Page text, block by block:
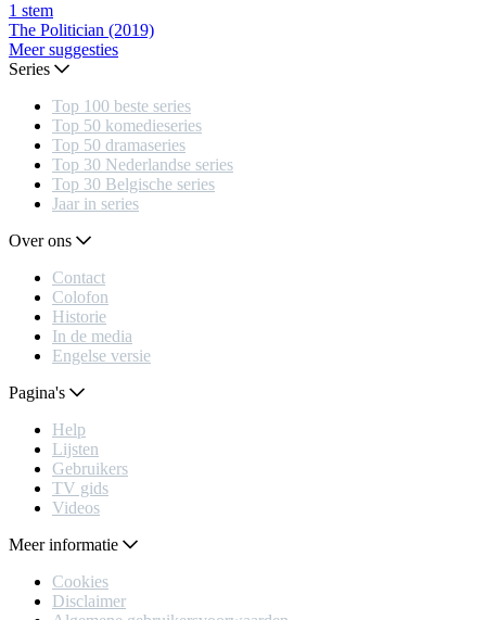
1 stem
The Politician (2019)
Meer suggesties
Series
Top 100 beste series
Top 50 komedieseries
Top 50 dramaseries
Top 30 Nederlandse series
Top 30 Belgische series
Jaar in series
Over ons
Contact
Colofon
Historie
In de media
Engelse versie
Pagina's
Help
Lijsten
Gebruikers
TV gids
Videos
Meer informatie
Cookies
Disclaimer